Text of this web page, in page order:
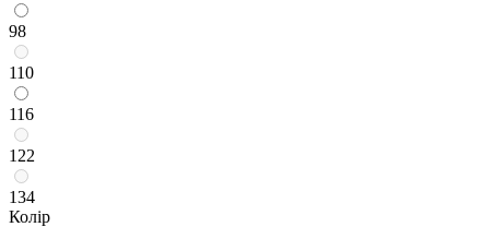
98
110
116
122
134
Колір